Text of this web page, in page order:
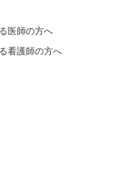
医師の方へ
看護師の方へ